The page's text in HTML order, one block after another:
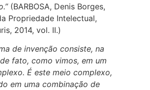
(BARBOSA, Denis Borges,
Propriedade Intelectual,
2014, vol. II.)
de invenção consiste, na
fato, como vimos, em um
É este meio complexo,
em uma combinação de